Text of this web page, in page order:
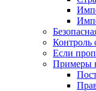
Контроль
Если
Примеры